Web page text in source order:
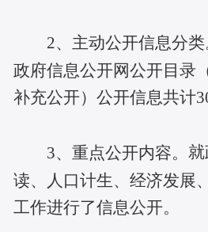
2、主动公开信息分类
政府信息公开网公开目录
补充公开）公开信息共计
3、重点公开内容。
读、人口计生、经济发展
工作进行了信息公开。